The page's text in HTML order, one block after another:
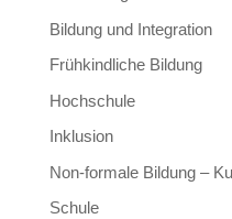
Bildung und Integration
Frühkindliche Bildung
Hochschule
Inklusion
Non-formale Bildung –
Schule